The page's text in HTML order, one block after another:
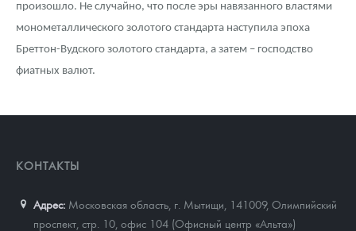
произошло. Не случайно, что после эры навязанного властями
монометаллического золотого стандарта наступила эпоха
Бреттон-Вудского золотого стандарта, а затем – господство
фиатных валют.
КОНТАКТЫ
Адрес: Московская область, г. Мытищи, 141009, Олимпийский
проспект, стр. 10, офис 104 (Офисный центр «Альта»)